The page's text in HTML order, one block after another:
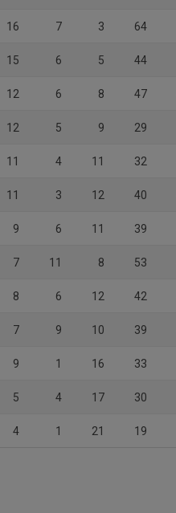
16 7 3 64
15 6 5 44
12 6 8 47
12 5 9 29
11 4 11 32
11 3 12 40
9 6 11 39
7 11 8 53
8 6 12 42
7 9 10 39
9 1 16 33
5 4 17 30
4 1 21 19